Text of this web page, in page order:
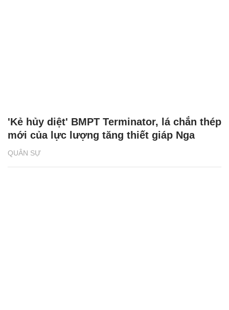
QUÂN SỰ
'Kẻ hủy diệt' BMPT Terminator, lá chắn thép
mới của lực lượng tăng thiết giáp Nga